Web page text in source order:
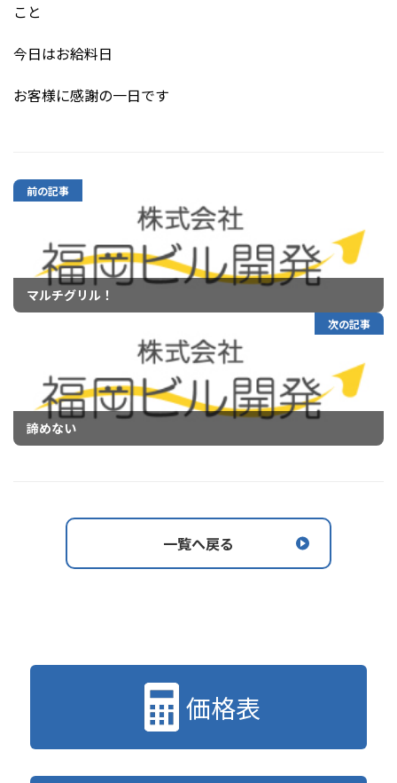
こと
今日はお給料日
お客様に感謝の一日です
前の記事
マルチグリル！
次の記事
諦めない
一覧へ戻る
価格表